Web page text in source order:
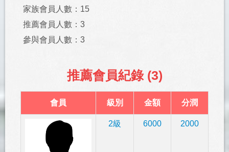
家族會員人數：15
推薦會員人數：3
參與會員人數：3
推薦會員紀錄 (3)
會員 級別 金額 分潤
2級 6000 2000